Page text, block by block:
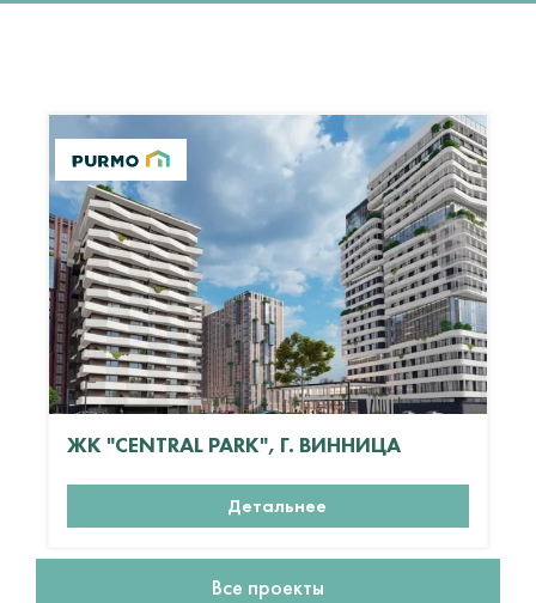
ЖК "CENTRAL PARK", Г. ВИННИЦА
Детальнее
Все проекты